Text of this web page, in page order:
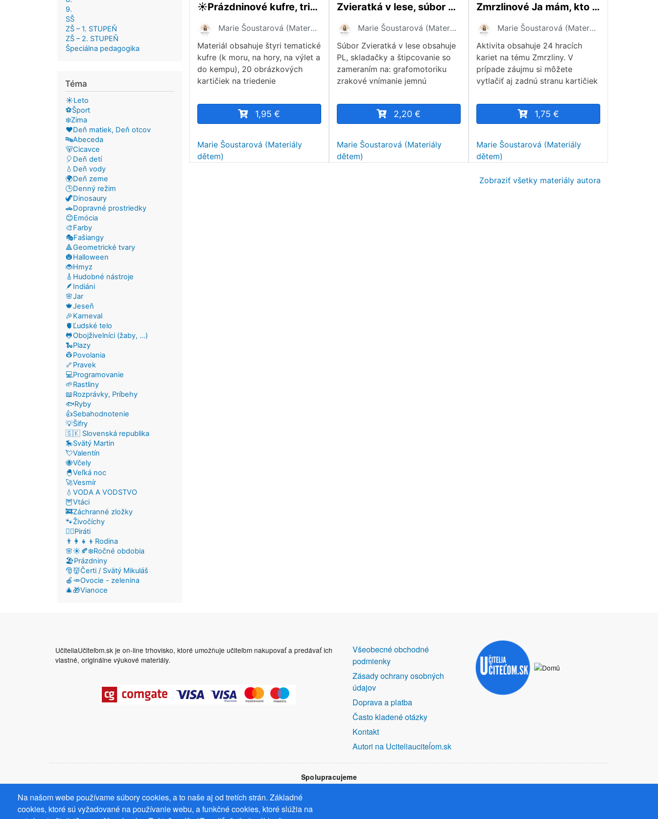
☀️Prázdninové kufre, triedenie☀️
Marie Šoustarová (Materiály dětem)
Materiál obsahuje štyri tematické
kufre (k moru, na hory, na výlet a
do kempu), 20 obrázkových
kartičiek na triedenie
1,95 €
Marie Šoustarová (Materiály
dětem)
Zvieratká v lese, súbor aktivít
Marie Šoustarová (Materiály dětem)
Súbor Zvieratká v lese obsahuje
PL, skladačky a štipcovanie so
zameraním na: grafomotoriku
zrakové vnímanie jemnú
2,20 €
Marie Šoustarová (Materiály
dětem)
Zmrzlinové Ja mám, kto má?
Marie Šoustarová (Materiály dětem)
Aktivita obsahuje 24 hracích
kariet na tému Zmrzliny. V
prípade záujmu si môžete
vytlačiť aj zadnú stranu kartičiek
1,75 €
Marie Šoustarová (Materiály
dětem)
Zobraziť všetky materiály autora
9.
SŠ
ZŠ – 1. STUPEŇ
ZŠ – 2. STUPEŇ
Špeciálna pedagogika
Téma
☀️Leto
⚽Šport
❄️Zima
❤️Deň matiek, Deň otcov
🔤Abeceda
🐻Cicavce
🎈Deň detí
💧Deň vody
🌍Deň zeme
🕒Denný režim
🦖Dinosaury
🚗Dopravné prostriedky
😊Emócia
🎨Farby
🎭Fašiangy
🔺Geometrické tvary
🎃Halloween
🐞Hmyz
🎸Hudobné nástroje
🪶Indiáni
🌸Jar
🍁Jeseň
🎉Karneval
🫀Ľudské telo
🐸Obojživelníci (žaby, ...)
🐍Plazy
👷Povolania
🦴Pravek
💻Programovanie
🌱Rastliny
📖Rozprávky, Príbehy
🐟Ryby
👍Sebahodnotenie
💡Šifry
🇸🇰 Slovenská republika
🎠Svätý Martin
💘Valentín
🐝Včely
🐣Veľká noc
🚀Vesmír
💧VODA A VODSTVO
🦉Vtáci
🚒Záchranné zložky
🐾Živočíchy
🏴‍☠️Piráti
👨‍👩‍👧‍👦Rodina
🌸☀️🍂❄️Ročné obdobia
🏖️Prázdniny
🎅👹Čerti / Svätý Mikuláš
🍎🥕Ovocie - zelenina
🎄🎁Vianoce
UčiteliaUčiteľom.sk je on-line trhovisko, ktoré umožňuje učiteľom nakupovať a predávať ich
vlastné, originálne výukové materiály.
Na našom webe používame súbory cookies, a to naše aj od tretích strán. Základné
cookies, ktoré sú vyžadované na používanie webu, a funkčné cookies, ktoré slúžia na
DALŠÍ
ODKAZY
Všeobecné obchodné
podmienky
Zásady ochrany osobných
údajov
Doprava a platba
Často kladené otázky
Kontakt
Autori na Uciteliauciteĺom.sk
Spolupracujeme